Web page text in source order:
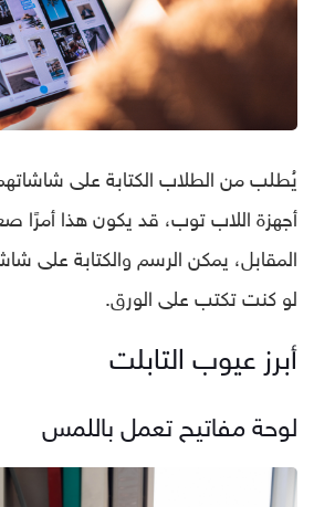
يُطلب من الطلاب الكتابة على
أجهزة اللاب توب، قد يكون هذا
المقابل، يمكن الرسم والكتابة على
لو كنت تكتب على الورق.
أبرز عيوب التابلت
لوحة مفاتيح تعمل باللمس